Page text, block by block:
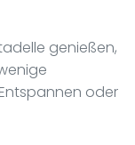
genießen,
oder